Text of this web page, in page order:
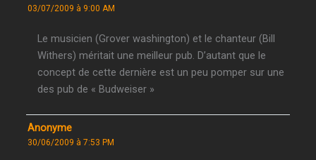
03/07/2009 à 9:00 AM
Le musicien (Grover washington) et le chanteur (Bill
Withers) méritait une meilleur pub. D’autant que le
concept de cette dernière est un peu pomper sur une
des pub de « Budweiser »
Anonyme
30/06/2009 à 7:53 PM